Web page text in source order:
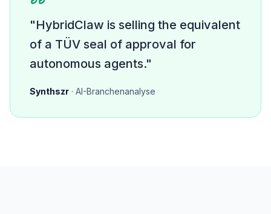
"HybridClaw is selling the equivalent
of a TÜV seal of approval for
autonomous agents."
Synthszr · AI-Branchenanalyse